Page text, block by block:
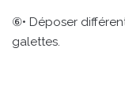
⑥• Déposer
galettes.